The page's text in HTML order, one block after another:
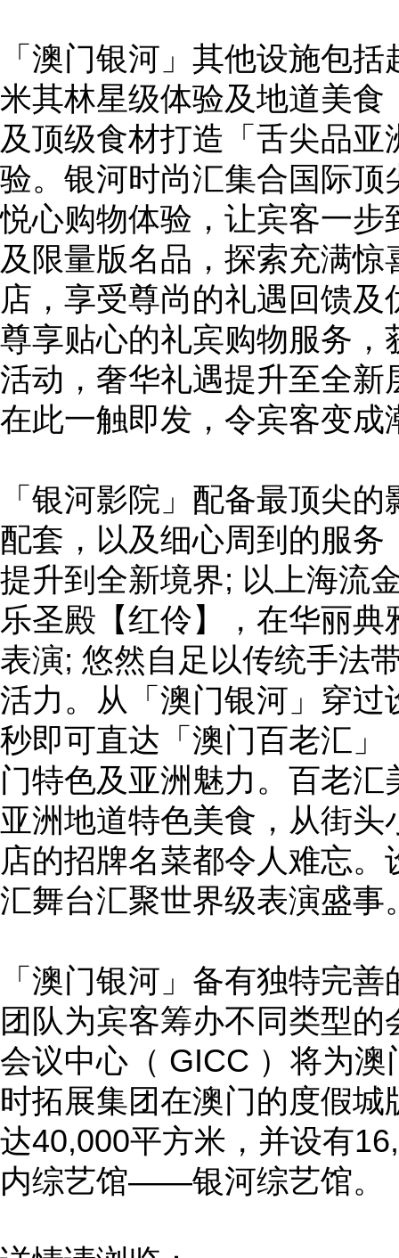
「澳门银河」其他设施包
米其林星级体验及地道美
及顶级食材打造「舌尖品
验。银河时尚汇集合国际
悦心购物体验，让宾客一
及限量版名品，探索充满
店，享受尊尚的礼遇回馈
尊享贴心的礼宾购物服务
活动，奢华礼遇提升至全
在此一触即发，令宾客变成
「银河影院」配备最顶尖
配套，以及细心周到的服
提升到全新境界; 以上海流
乐圣殿【红伶】，在华丽
表演; 悠然自足以传统手法
活力。从「澳门银河」穿
秒即可直达「澳门百老汇
门特色及亚洲魅力。百老
亚洲地道特色美食，从街
店的招牌名菜都令人难忘
汇舞台汇聚世界级表演盛事
「澳门银河」备有独特完
团队为宾客筹办不同类型
会议中心（ GICC ）将为
时拓展集团在澳门的度假
达40,000平方米，并设有
内综艺馆——银河综艺馆。